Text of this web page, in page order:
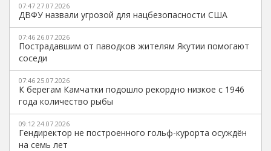
07:47 27.07.2026
ДВФУ назвали угрозой для нацбезопасности США
07:46 26.07.2026
Пострадавшим от паводков жителям Якутии помогают
соседи
07:46 25.07.2026
К берегам Камчатки подошло рекордно низкое с 1946
года количество рыбы
09:12 24.07.2026
Гендиректор не построенного гольф-курорта осуждён
на семь лет